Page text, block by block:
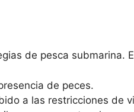
de pesca submarina.
de peces.
a las restricciones de